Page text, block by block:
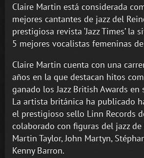
Claire Martin está considerada
mejores cantantes de jazz del
prestigiosa revista ‘Jazz Times’ la
5 mejores vocalistas femeninas
Claire Martin cuenta con una
años en la que destacan hitos
ganado los Jazz British Awards en
La artista británica ha publicado
el prestigioso sello Linn Records
colaborado con figuras del jazz
Martin Taylor, John Martyn,
Kenny Barron.